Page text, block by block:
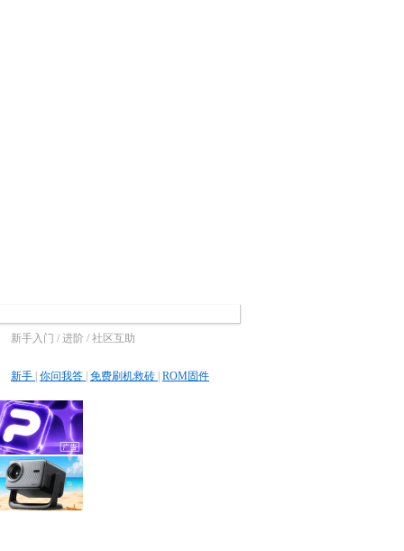
新手入门 / 进阶 / 社区互助
新手 | 你问我答 | 免费刷机救砖 | ROM固件